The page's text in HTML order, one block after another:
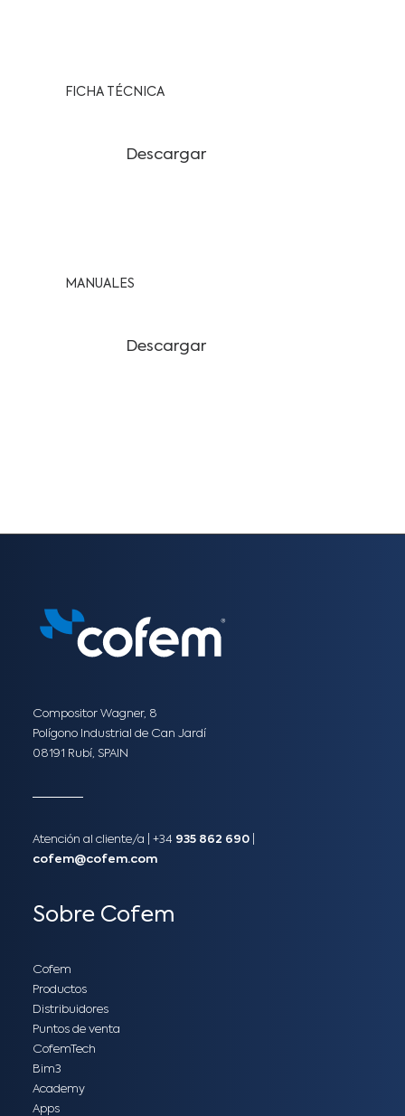
FICHA TÉCNICA
Descargar
MANUALES
Descargar
Compositor Wagner, 8
Polígono Industrial de Can Jardí
08191 Rubí, SPAIN
Atención al cliente/a​ | +34 935 862 690
cofem@cofem.com
Sobre Cofem
Cofem
Productos
Distribuidores
Puntos de venta
CofemTech
Bim3
Academy
Apps